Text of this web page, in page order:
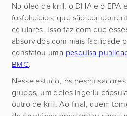
No óleo de krill, o DHA e o EPA
fosfolipídios, que são
celulares. Isso faz com que
absorvidos com mais facilidade
constatou uma pesquisa
BMC.
Nesse estudo, os
grupos, um deles ingeriu
outro de krill. Ao final, quem